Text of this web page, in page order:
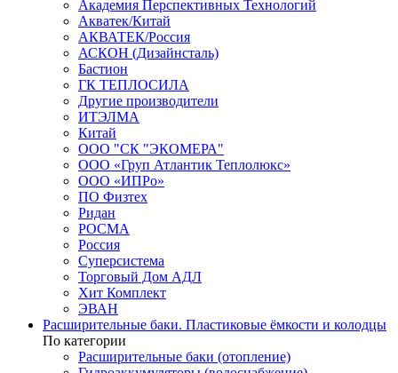
Академия Перспективных Технологий
Акватек/Китай
АКВАТЕК/Россия
АСКОН (Дизайнсталь)
Бастион
ГК ТЕПЛОСИЛА
Другие производители
ИТЭЛМА
Китай
ООО "СК "ЭКОМЕРА"
ООО «Груп Атлантик Теплолюкс»
ООО «ИПРо»
ПО Физтех
Ридан
РОСМА
Россия
Суперсистема
Торговый Дом АДЛ
Хит Комплект
ЭВАН
Расширительные баки. Пластиковые ёмкости и колодцы
По категории
Расширительные баки (отопление)